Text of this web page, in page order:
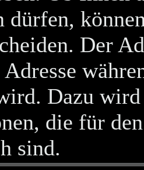
dürfen,
Der
Dazu
die für
sind.